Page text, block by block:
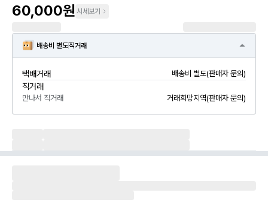
60,000원 시세보기
배송비 별도직거래
택배거래 배송비 별도(판매자 문의)
직거래
만나서 직거래 거래희망지역(판매자 문의)